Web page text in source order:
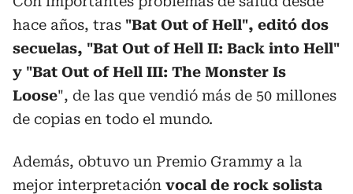
hace años, tras "Bat Out of Hell", editó dos
secuelas, "Bat Out of Hell II: Back into Hell"
y "Bat Out of Hell III: The Monster Is
Loose", de las que vendió más de 50 millones
de copias en todo el mundo.
Además, obtuvo un Premio Grammy a la
mejor interpretación vocal de rock solista